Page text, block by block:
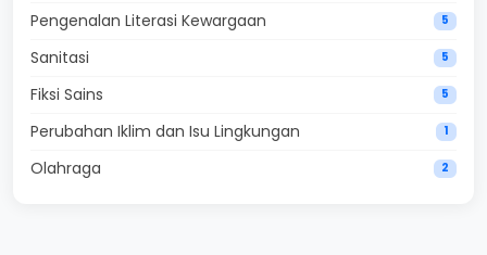
Pengenalan Literasi Kewargaan 5
Sanitasi 5
Fiksi Sains 5
Perubahan Iklim dan Isu Lingkungan 1
Olahraga 2